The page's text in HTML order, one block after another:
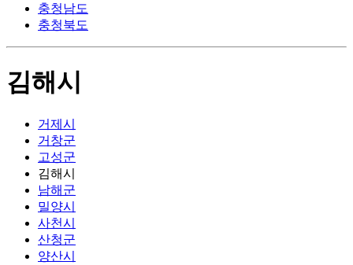
충청남도
충청북도
김해시
거제시
거창군
고성군
김해시
남해군
밀양시
사천시
산청군
양산시